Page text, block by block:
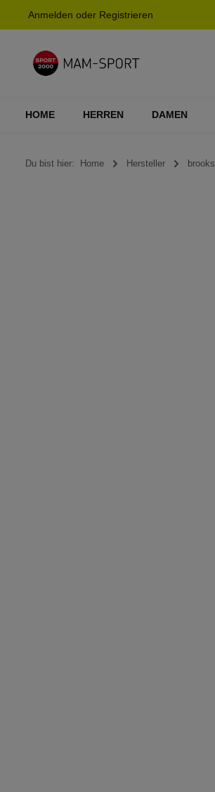
Zur Hauptnavigation springen
Anmelden oder Registrieren
HOME HERREN DAMEN
Du bist hier: Home Hersteller brooks